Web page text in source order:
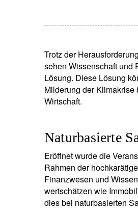
Trotz der
sehen Wissenschaft und
Lösung. Diese Lösung
Milderung der
Wirtschaft.
Naturbasierte
Eröffnet wurde die
Rahmen der
Finanzwesen und
wertschätzen wie
dies bei naturbasierten